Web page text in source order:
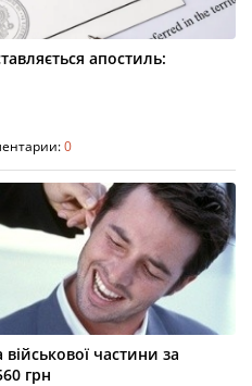
апостиль:
0
частини за
грн